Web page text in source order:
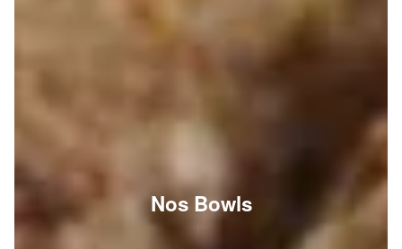
Nos Bowls